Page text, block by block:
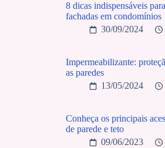
8 dicas indispensáveis
fachadas em condomínios
30/09/2024
Impermeabilizante:
as paredes
13/05/2024
Conheça os principais
de parede e teto
09/06/2023